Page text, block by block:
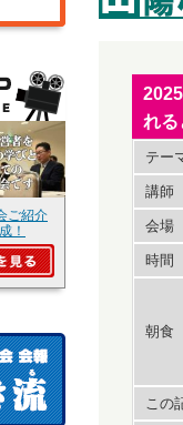
れる
テー
講師
会場
時間
朝食
この
ご紹介
！